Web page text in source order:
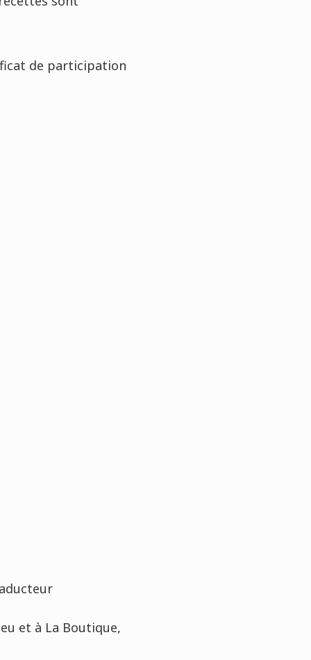
de participation
et à La Boutique,